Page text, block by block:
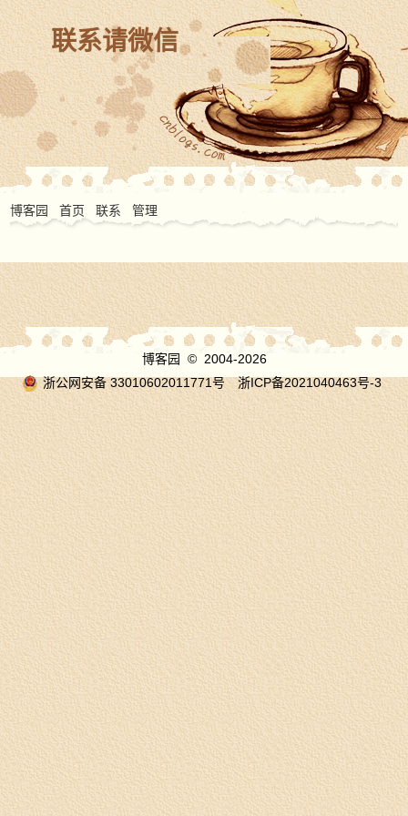
联系请微信
博客园 首页 联系 管理
博客园
© 2004-2026
浙公网安备 33010602011771号
浙ICP备2021040463号-3